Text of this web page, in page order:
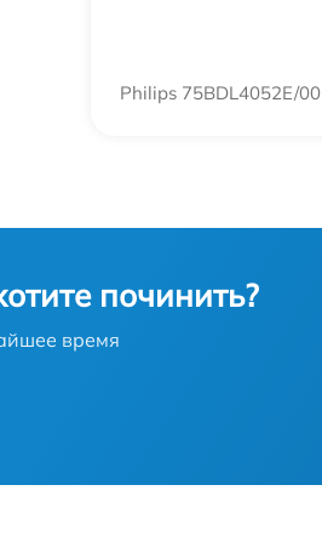
Philips 75BDL4052E/00
починить?
время